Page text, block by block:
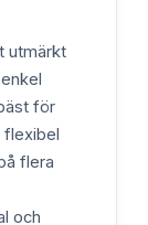
utmärkt
för
flexibel
flera
och